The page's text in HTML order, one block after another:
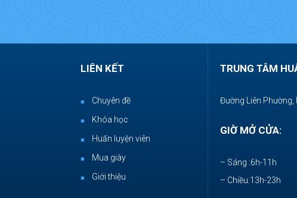
LIÊN KẾT
Chuyên đề
Khóa học
Huấn luyện viên
Mua giày
Giới thiệu
TRUNG TÂM
Đường Liên
GIỜ MỞ CỬA:
– Sáng :6h-11h
– Chiều:13h-23h